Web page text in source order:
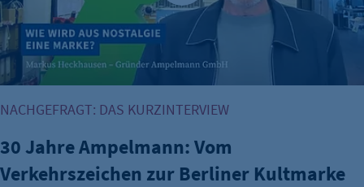
NACHGEFRAGT: DAS KURZINTERVIEW
30 Jahre Ampelmann: Vom
Verkehrszeichen zur Berliner Kultmarke